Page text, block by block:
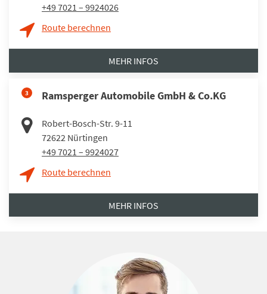
+49 7021 – 9924026
Route berechnen
MEHR INFOS
3 Ramsperger Automobile GmbH & Co.KG
Robert-Bosch-Str. 9-11
72622 Nürtingen
+49 7021 – 9924027
Route berechnen
MEHR INFOS